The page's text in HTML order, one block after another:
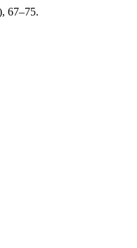
67–75.